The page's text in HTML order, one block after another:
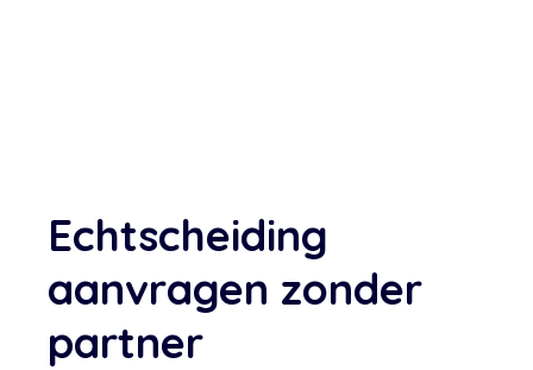
Echtscheiding
aanvragen zonder
partner